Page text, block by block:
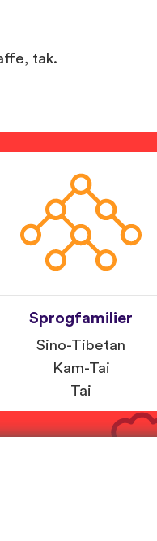
tak.
Sprogfamilier
Sino-Tibetan
Kam-Tai
Tai